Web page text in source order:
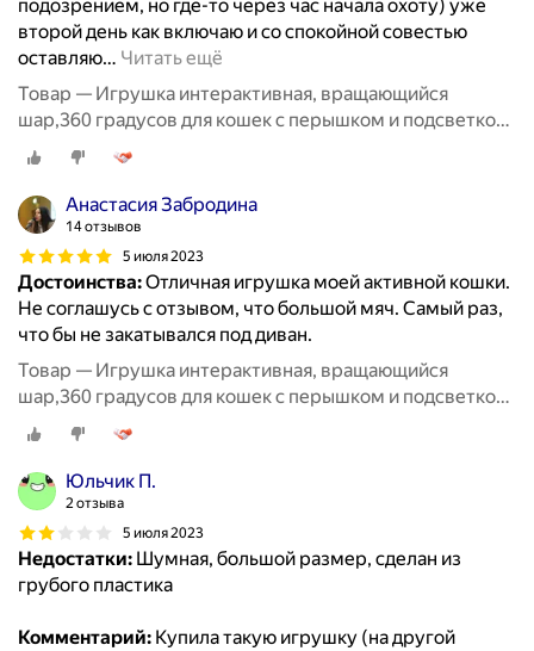
подозрением, но где-то через час начала охоту) уже
второй день как включаю и со спокойной совестью
оставляю… Читать ещё
Товар — Игрушка интерактивная, вращающийся
шар,360 градусов для кошек с перышком и подсветкой,
8,5 см, фиолетовый
Анастасия Забродина
14 отзывов
5 июля 2023
Достоинства:Отличная игрушка моей активной кошки.
Не соглашусь с отзывом, что большой мяч. Самый раз,
что бы не закатывался под диван.
Товар — Игрушка интерактивная, вращающийся
шар,360 градусов для кошек с перышком и подсветкой,
8,5 см, фиолетовый
Юльчик П.
2 отзыва
5 июля 2023
Недостатки: Шумная, большой размер, сделан из
грубого пластика
Комментарий: Купила такую игрушку (на другой